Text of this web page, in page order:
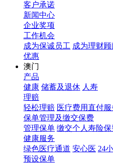
客户承诺
新闻中心
企业奖项
工作机会
成为保诚员工 成为理财顾
优惠
澳门
产品
健康 储蓄及退休 人寿
理赔
轻松理赔 医疗费用直付服
保单管理及缴交保费
管理保单 缴交个人寿险保
健康服务
绿色医疗通道 安心医 24
预设保单